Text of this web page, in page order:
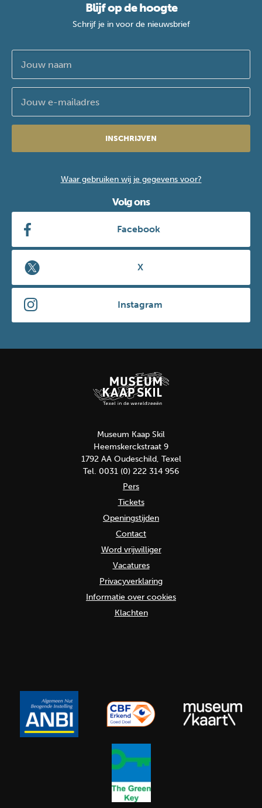
Blijf op de hoogte
Schrijf je in voor de nieuwsbrief
INSCHRIJVEN
Waar gebruiken wij je gegevens voor?
Volg ons
Facebook
X
Instagram
Museum Kaap Skil
Heemskerckstraat 9
1792 AA Oudeschild, Texel
Tel. 0031 (0) 222 314 956
Pers
Tickets
Openingstijden
Contact
Word vrijwilliger
Vacatures
Privacyverklaring
Informatie over cookies
Klachten